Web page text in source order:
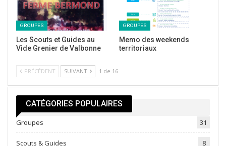
GROUPES
Les Scouts et Guides au
Vide Grenier de Valbonne
GROUPES
Memo des weekends
territoriaux
PRÉCÉDENT SUIVANT 1 de 16
CATÉGORIES POPULAIRES
Groupes 31
Scouts & Guides 8